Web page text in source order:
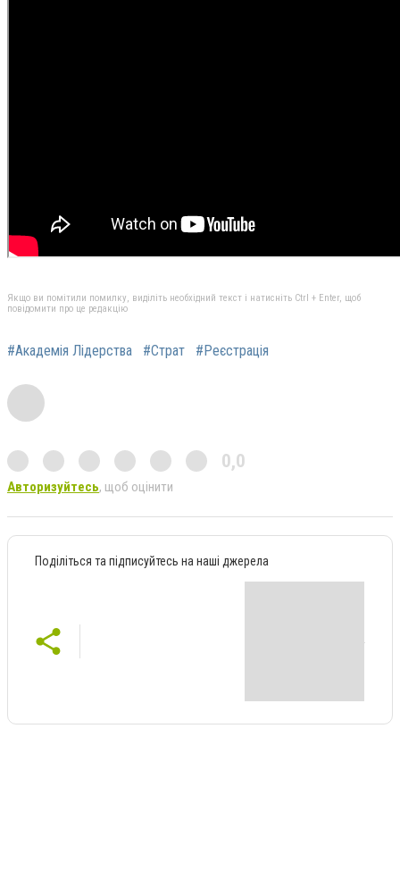
Якщо ви помітили помилку, виділіть необхідний текст і натисніть Ctrl + Enter, щоб
повідомити про це редакцію
#Академія Лідерства #Страт #Реєстрація
0,0
Авторизуйтесь, щоб оцінити
Поділіться та підписуйтесь на наші джерела